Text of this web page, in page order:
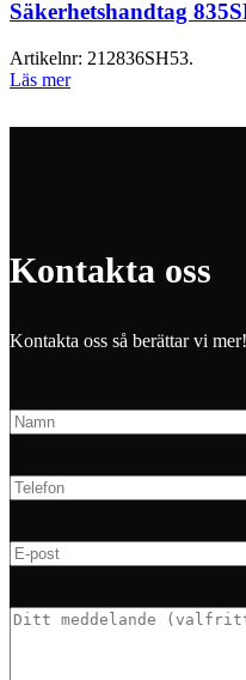
Säkerhetshandtag
Artikelnr: 212836SH53.
Läs mer
Kontakta oss
Kontakta oss så berättar vi mer!